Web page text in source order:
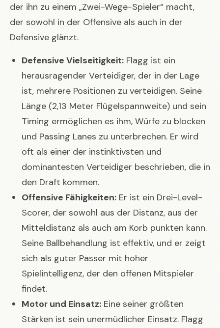
der ihn zu einem „Zwei-Wege-Spieler“ macht,
der sowohl in der Offensive als auch in der
Defensive glänzt.
Defensive Vielseitigkeit: Flagg ist ein
herausragender Verteidiger, der in der Lage
ist, mehrere Positionen zu verteidigen. Seine
Länge (2,13 Meter Flügelspannweite) und sein
Timing ermöglichen es ihm, Würfe zu blocken
und Passing Lanes zu unterbrechen. Er wird
oft als einer der instinktivsten und
dominantesten Verteidiger beschrieben, die in
den Draft kommen.
Offensive Fähigkeiten: Er ist ein Drei-Level-
Scorer, der sowohl aus der Distanz, aus der
Mitteldistanz als auch am Korb punkten kann.
Seine Ballbehandlung ist effektiv, und er zeigt
sich als guter Passer mit hoher
Spielintelligenz, der den offenen Mitspieler
findet.
Motor und Einsatz: Eine seiner größten
Stärken ist sein unermüdlicher Einsatz. Flagg